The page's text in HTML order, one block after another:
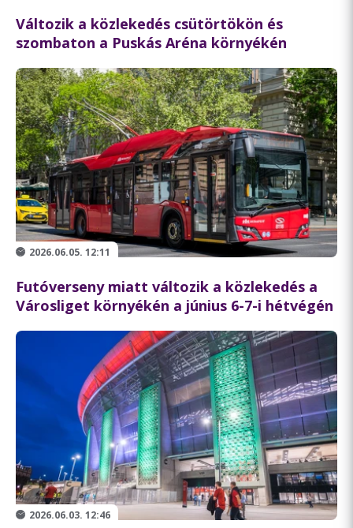
Változik a közlekedés csütörtökön és
szombaton a Puskás Aréna környékén
2026.06.05. 12:11
Futóverseny miatt változik a közlekedés a
Városliget környékén a június 6-7-i hétvégén
2026.06.03. 12:46